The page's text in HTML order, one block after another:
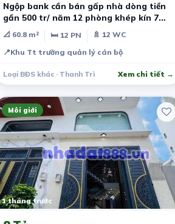
Ngộp bank cần bán gấp nhà dòng tiền
gần 500 tr/ năm 12 phòng khép kín 7
tầng
📐 60.8 m² 🛏 12 PN
🚿 12 WC
📍Khu Tt trường quản lý cán bộ
Loại BĐS khác · Thanh Trì Xem chi tiết →
Môi giới
1 tháng trước